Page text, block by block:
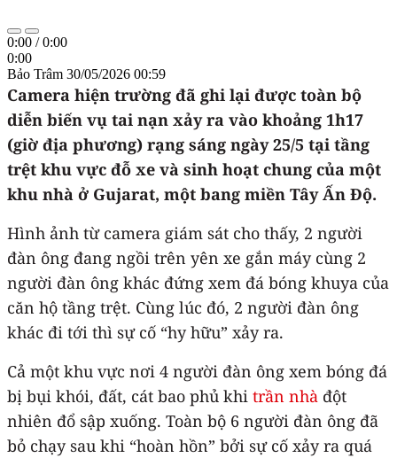
0:00 /0:00
0:00
Bảo Trâm 30/05/2026 00:59
Camera hiện trường đã ghi lại được toàn bộ
diễn biến vụ tai nạn xảy ra vào khoảng 1h17
(giờ địa phương) rạng sáng ngày 25/5 tại tầng
trệt khu vực đỗ xe và sinh hoạt chung của một
khu nhà ở Gujarat, một bang miền Tây Ấn Độ.
Hình ảnh từ camera giám sát cho thấy, 2 người
đàn ông đang ngồi trên yên xe gắn máy cùng 2
người đàn ông khác đứng xem đá bóng khuya của
căn hộ tầng trệt. Cùng lúc đó, 2 người đàn ông
khác đi tới thì sự cố “hy hữu” xảy ra.
Cả một khu vực nơi 4 người đàn ông xem bóng đá
bị bụi khói, đất, cát bao phủ khi trần nhà đột
nhiên đổ sập xuống. Toàn bộ 6 người đàn ông đã
bỏ chạy sau khi “hoàn hồn” bởi sự cố xảy ra quá